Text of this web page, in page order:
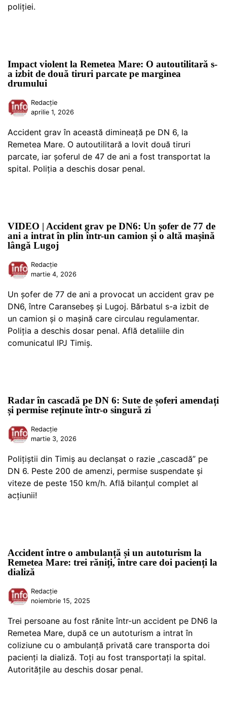
poliției.
Impact violent la Remetea Mare: O autoutilitară s-
a izbit de două tiruri parcate pe marginea
drumului
Redacție
aprilie 1, 2026
Accident grav în această dimineață pe DN 6, la
Remetea Mare. O autoutilitară a lovit două tiruri
parcate, iar șoferul de 47 de ani a fost transportat la
spital. Poliția a deschis dosar penal.
VIDEO | Accident grav pe DN6: Un șofer de 77 de
ani a intrat în plin într-un camion și o altă mașină
lângă Lugoj
Redacție
martie 4, 2026
Un șofer de 77 de ani a provocat un accident grav pe
DN6, între Caransebeș și Lugoj. Bărbatul s-a izbit de
un camion și o mașină care circulau regulamentar.
Poliția a deschis dosar penal. Află detaliile din
comunicatul IPJ Timiș.
Radar în cascadă pe DN 6: Sute de șoferi amendați
și permise reținute într-o singură zi
Redacție
martie 3, 2026
Polițiștii din Timiș au declanșat o razie „cascadă” pe
DN 6. Peste 200 de amenzi, permise suspendate și
viteze de peste 150 km/h. Află bilanțul complet al
acțiunii!
Accident între o ambulanță și un autoturism la
Remetea Mare: trei răniți, între care doi pacienți la
dializă
Redacție
noiembrie 15, 2025
Trei persoane au fost rănite într-un accident pe DN6 la
Remetea Mare, după ce un autoturism a intrat în
coliziune cu o ambulanță privată care transporta doi
pacienți la dializă. Toți au fost transportați la spital.
Autoritățile au deschis dosar penal.